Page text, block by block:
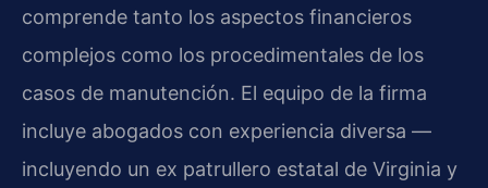
comprende tanto los aspectos financieros
complejos como los procedimentales de los
casos de manutención. El equipo de la firma
incluye abogados con experiencia diversa —
incluyendo un ex patrullero estatal de Virginia y